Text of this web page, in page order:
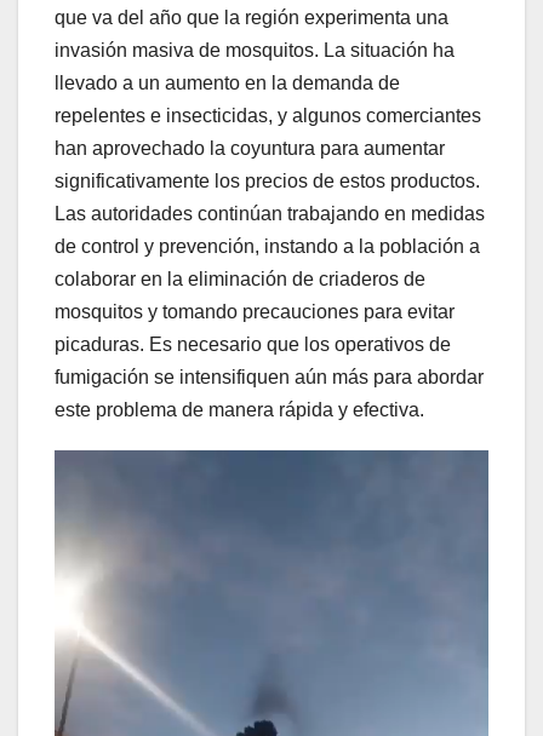
que va del año que la región experimenta una
invasión masiva de mosquitos. La situación ha
llevado a un aumento en la demanda de
repelentes e insecticidas, y algunos comerciantes
han aprovechado la coyuntura para aumentar
significativamente los precios de estos productos.
Las autoridades continúan trabajando en medidas
de control y prevención, instando a la población a
colaborar en la eliminación de criaderos de
mosquitos y tomando precauciones para evitar
picaduras. Es necesario que los operativos de
fumigación se intensifiquen aún más para abordar
este problema de manera rápida y efectiva.